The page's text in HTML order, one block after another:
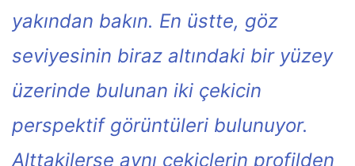
yakından bakın. En üstte, göz
seviyesinin biraz altındaki bir yüzey
üzerinde bulunan iki çekicin
perspektif görüntüleri bulunuyor.
Alttakilerse aynı çekiçlerin profilden